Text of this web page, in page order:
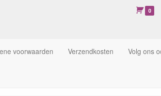
0
voorwaarden Verzendkosten Volg ons